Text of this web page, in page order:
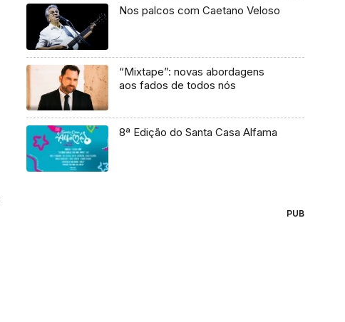
Nos palcos com Caetano Veloso
“Mixtape”: novas abordagens
aos fados de todos nós
8ª Edição do Santa Casa Alfama
PUB